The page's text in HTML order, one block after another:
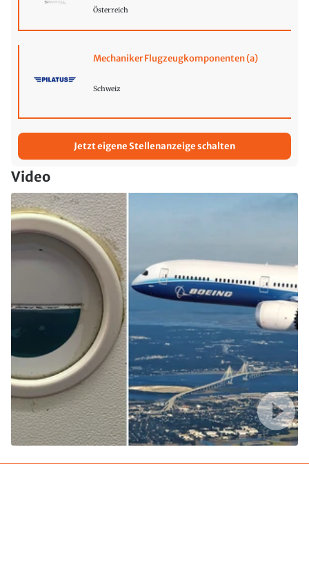
Österreich
Mechaniker Flugzeugkomponenten (a)
Schweiz
Jetzt eigene Stellenanzeige schalten
Video